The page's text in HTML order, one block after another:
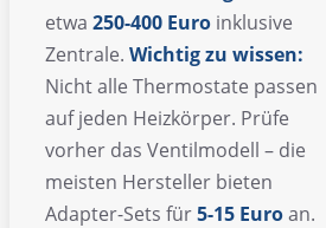
etwa 250-400 Euro inklusive
Zentrale. Wichtig zu wissen:
Nicht alle Thermostate passen
auf jeden Heizkörper. Prüfe
vorher das Ventilmodell – die
meisten Hersteller bieten
Adapter-Sets für5-15 Euroan.